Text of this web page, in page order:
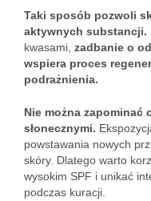
Taki sposób pozwoli
aktywnych substancji.
kwasami, zadbanie o
wspiera proces
podrażnienia.
Nie można zapominać
słonecznymi.
powstawania nowych
skóry. Dlatego warto
wysokim SPF i unikać
podczas kuracji.